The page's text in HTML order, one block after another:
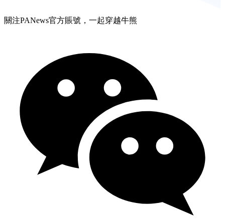
關注PANews官方賬號，一起穿越牛熊